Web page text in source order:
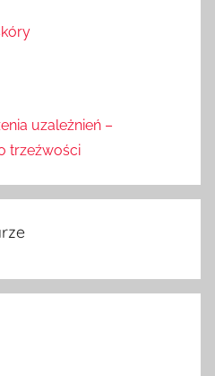
uzależnień –
trzeźwości